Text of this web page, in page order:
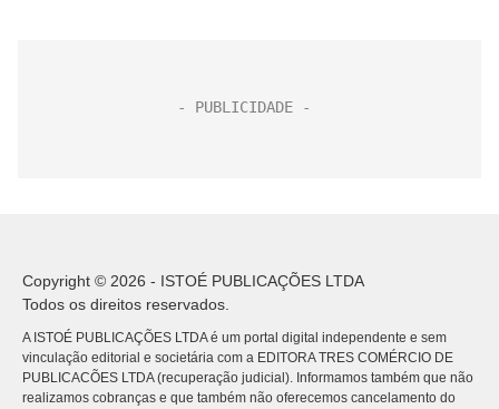
Copyright © 2026 - ISTOÉ PUBLICAÇÕES LTDA
Todos os direitos reservados.
A ISTOÉ PUBLICAÇÕES LTDA é um portal digital independente e sem
vinculação editorial e societária com a EDITORA TRES COMÉRCIO DE
PUBLICACÕES LTDA (recuperação judicial). Informamos também que não
realizamos cobranças e que também não oferecemos cancelamento do